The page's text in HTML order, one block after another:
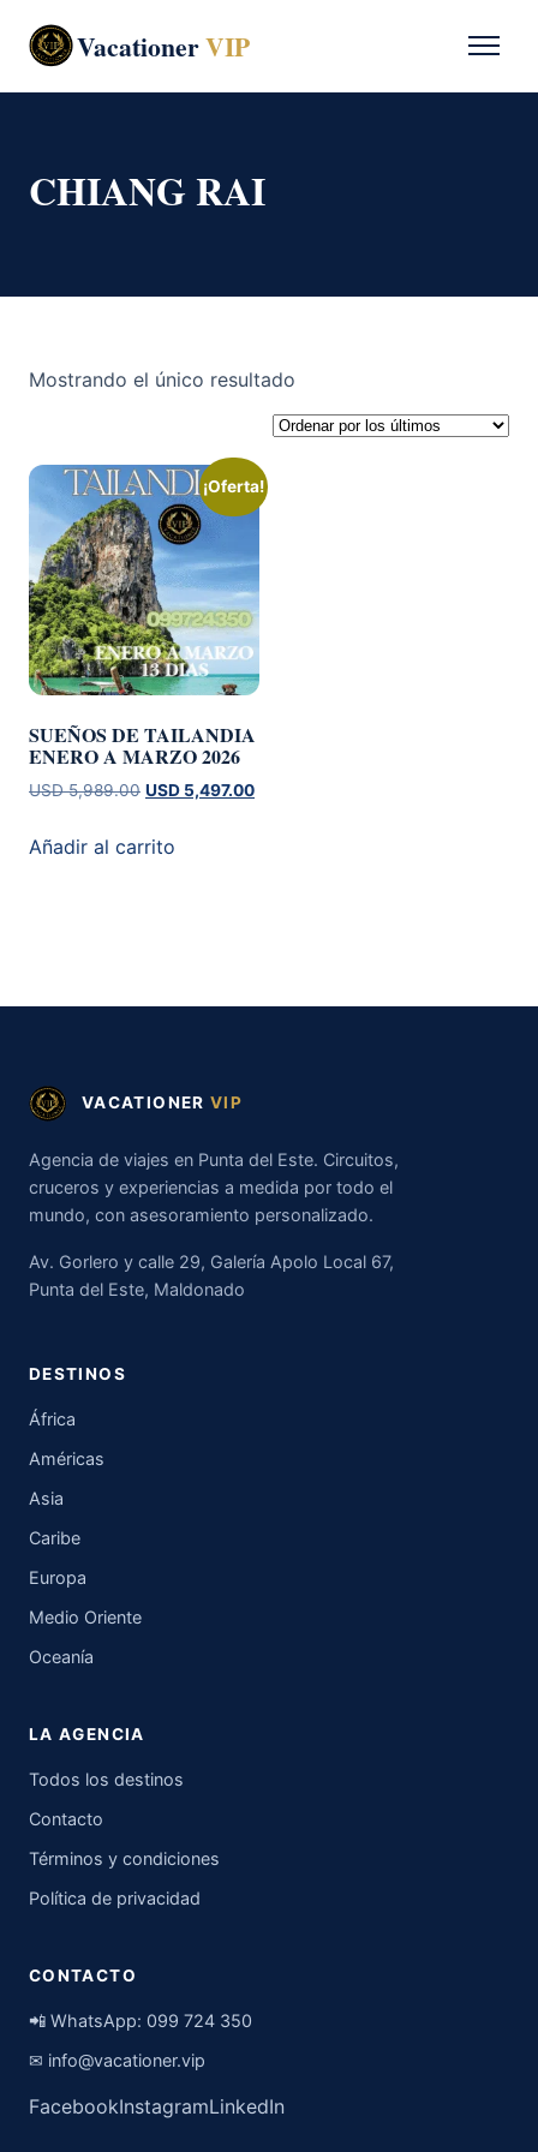
VacationerVIP
CHIANG RAI
Mostrando el único resultado
¡Oferta!
SUEÑOS DE TAILANDIA
ENERO A MARZO 2026
USD5,989.00 El
original
USD 5,497.00El
Añadir al carrito
VACATIONER VIP
Agencia de viajes en Punta del Este. Circuitos,
cruceros y experiencias a medida por todo el
mundo, con asesoramiento personalizado.
Av. Gorlero y calle 29, Galería Apolo Local 67,
Punta del Este, Maldonado
DESTINOS
África
Américas
Asia
Caribe
Europa
Medio Oriente
Oceanía
LA AGENCIA
Todos los destinos
Contacto
Términos y condiciones
Política de privacidad
CONTACTO
📲 WhatsApp: 099 724 350
✉ info@vacationer.vip
FacebookInstagramLinkedIn